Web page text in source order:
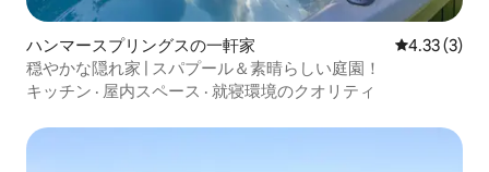
ハンマースプリングスの一軒家 レビュー3
4.33 (3)
穏やかな隠れ家 | スパプール＆素晴らしい庭園！
キッチン · 屋内スペース · 就寝環境のクオリティ